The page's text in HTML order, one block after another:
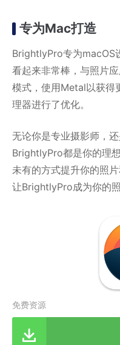
专为Mac打造
BrightlyPro专为macOS
看起来非常棒，与照片
模式，使用Metal以获得
理器进行了优化。
无论你是专业摄影师，
BrightlyPro都是你的理
未有的方式提升你的照
让BrightlyPro成为你的
免费资源